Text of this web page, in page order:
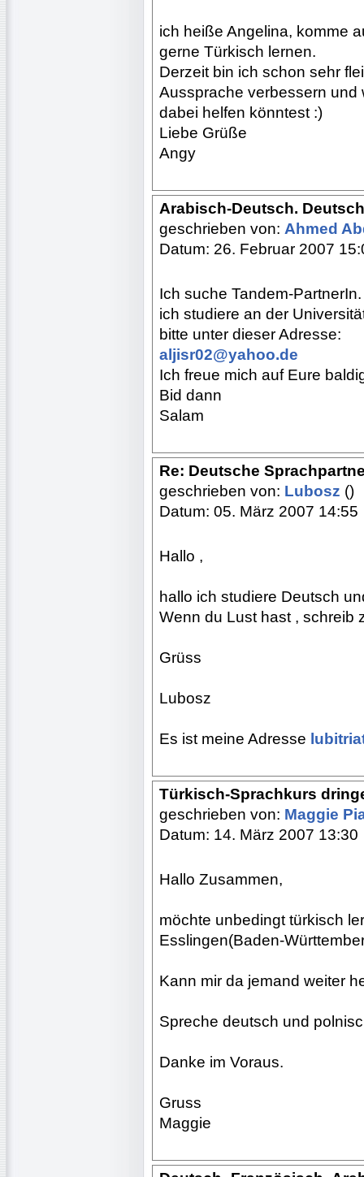
ich heiße Angelina, komme
gerne Türkisch lernen.
Derzeit bin ich schon sehr
Aussprache verbessern und
dabei helfen könntest :)
Liebe Grüße
Angy
Arabisch-Deutsch.
geschrieben von: Ahmed
Datum: 26. Februar 2007
Ich suche Tandem-
ich studiere an der
bitte unter dieser Adresse:
aljisr02@yahoo.de
Ich freue mich auf Eure
Bid dann
Salam
Re: Deutsche
geschrieben von: Lubosz ()
Datum: 05. März 2007 14:55
Hallo ,
hallo ich studiere Deutsch
Wenn du Lust hast , schreib
Grüss
Lubosz
Es ist meine Adresse
Türkisch-Sprachkurs
geschrieben von: Maggie
Datum: 14. März 2007 13:30
Hallo Zusammen,
möchte unbedingt türkisch
Esslingen(Baden-
Kann mir da jemand weiter
Spreche deutsch und
Danke im Voraus.
Gruss
Maggie